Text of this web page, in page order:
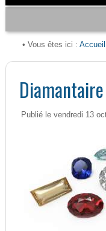
• Vous êtes ici : Accueil
Publié le vendredi 13